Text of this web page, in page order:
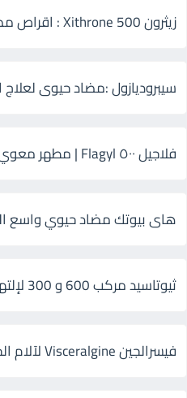
زيثرون 500 Xithrone : اقراص مضاد حيوى للالتهابات
سيبروديازول :مضاد حيوى لعلاج
فلاجيل ٥٠٠ Flagyl | مطهر معوي أقراص وشراب
هاى بيوتك مضاد حيوي واسع
ثيوتاسيد مركب 600 و 300 لإلتهاب الأعصاب
فيسرالجين Visceralgine لآلام الجهاز الهضمى